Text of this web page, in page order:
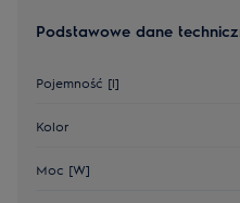
Podstawowe dane
Pojemność [l]
Kolor
Moc [W]